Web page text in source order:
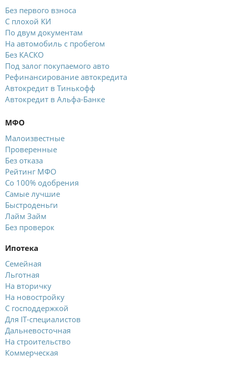
Без первого взноса
С плохой КИ
По двум документам
На автомобиль с пробегом
Без КАСКО
Под залог покупаемого авто
Рефинансирование автокредита
Автокредит в Тинькофф
Автокредит в Альфа-Банке
МФО
Малоизвестные
Проверенные
Без отказа
Рейтинг МФО
Со 100% одобрения
Самые лучшие
Быстроденьги
Лайм Займ
Без проверок
Ипотека
Семейная
Льготная
На вторичку
На новостройку
С господдержкой
Для IT-специалистов
Дальневосточная
На строительство
Коммерческая